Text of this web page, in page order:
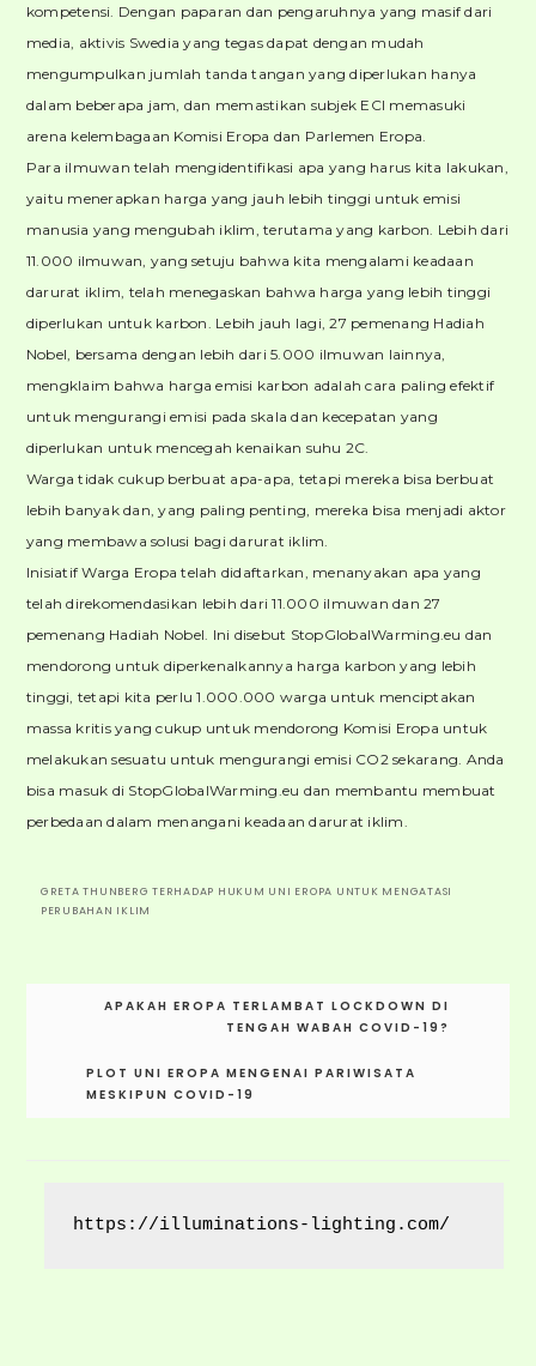
kompetensi. Dengan paparan dan pengaruhnya yang masif dari
media, aktivis Swedia yang tegas dapat dengan mudah
mengumpulkan jumlah tanda tangan yang diperlukan hanya
dalam beberapa jam, dan memastikan subjek ECI memasuki
arena kelembagaan Komisi Eropa dan Parlemen Eropa.
Para ilmuwan telah mengidentifikasi apa yang harus kita lakukan,
yaitu menerapkan harga yang jauh lebih tinggi untuk emisi
manusia yang mengubah iklim, terutama yang karbon. Lebih dari
11.000 ilmuwan, yang setuju bahwa kita mengalami keadaan
darurat iklim, telah menegaskan bahwa harga yang lebih tinggi
diperlukan untuk karbon. Lebih jauh lagi, 27 pemenang Hadiah
Nobel, bersama dengan lebih dari 5.000 ilmuwan lainnya,
mengklaim bahwa harga emisi karbon adalah cara paling efektif
untuk mengurangi emisi pada skala dan kecepatan yang
diperlukan untuk mencegah kenaikan suhu 2C.
Warga tidak cukup berbuat apa-apa, tetapi mereka bisa berbuat
lebih banyak dan, yang paling penting, mereka bisa menjadi aktor
yang membawa solusi bagi darurat iklim.
Inisiatif Warga Eropa telah didaftarkan, menanyakan apa yang
telah direkomendasikan lebih dari 11.000 ilmuwan dan 27
pemenang Hadiah Nobel. Ini disebut StopGlobalWarming.eu dan
mendorong untuk diperkenalkannya harga karbon yang lebih
tinggi, tetapi kita perlu 1.000.000 warga untuk menciptakan
massa kritis yang cukup untuk mendorong Komisi Eropa untuk
melakukan sesuatu untuk mengurangi emisi CO2 sekarang. Anda
bisa masuk di StopGlobalWarming.eu dan membantu membuat
perbedaan dalam menangani keadaan darurat iklim.
GRETA THUNBERG TERHADAP HUKUM UNI EROPA UNTUK MENGATASI
PERUBAHAN IKLIM
APAKAH EROPA TERLAMBAT LOCKDOWN DI
TENGAH WABAH COVID-19?
PLOT UNI EROPA MENGENAI PARIWISATA
MESKIPUN COVID-19
https://illuminations-lighting.com/